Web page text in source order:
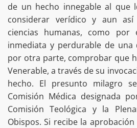
de un hecho innegable al que
considerar verídico y aun
ciencias humanas, como por
inmediata y perdurable de una
por otra parte, comprobar que
Venerable, a través de su
hecho. El presunto milagro
Comisión Médica designada
Comisión Teológica y la
Obispos. Si recibe la